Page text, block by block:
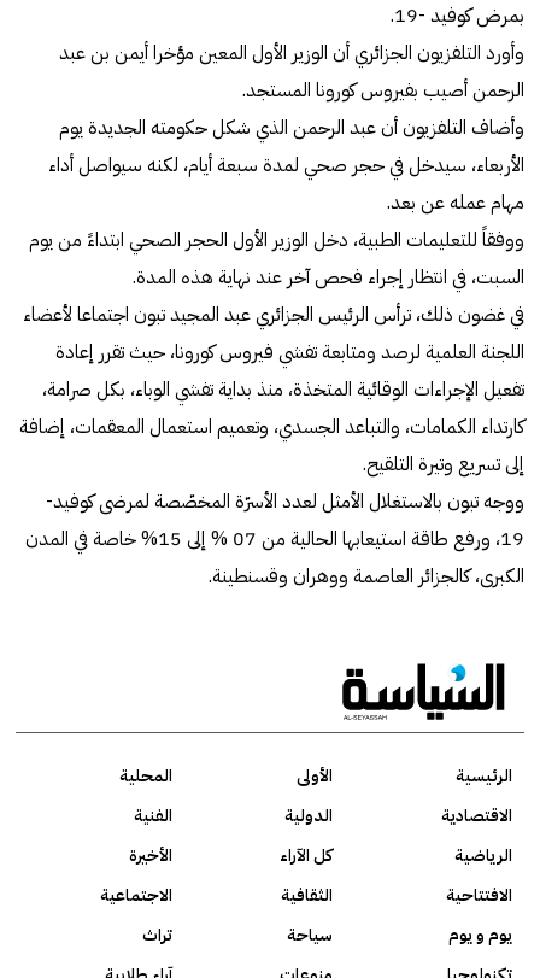
بمرض كوفيد -19.
وأورد التلفزيون الجزائري أن الوزير الأول المعين مؤخرا أيمن بن عبد
الرحمن أصيب بفيروس كورونا المستجد.
وأضاف التلفزيون أن عبد الرحمن الذي شكل حكومته الجديدة يوم
الأربعاء، سيدخل في حجر صحي لمدة سبعة أيام، لكنه سيواصل أداء
مهام عمله عن بعد.
ووفقاً للتعليمات الطبية، دخل الوزير الأول الحجر الصحي ابتداءً من يوم
السبت، في انتظار إجراء فحص آخر عند نهاية هذه المدة.
في غضون ذلك، ترأس الرئيس الجزائري عبد المجيد تبون اجتماعا لأعضاء
اللجنة العلمية لرصد ومتابعة تفشي فيروس كورونا، حيث تقرر إعادة
تفعيل الإجراءات الوقائية المتخذة، منذ بداية تفشي الوباء، بكل صرامة،
كارتداء الكمامات، والتباعد الجسدي، وتعميم استعمال المعقمات، إضافة
إلى تسريع وتيرة التلقيح.
ووجه تبون بالاستغلال الأمثل لعدد الأسرّة المخصّصة لمرضى كوفيد-
19، ورفع طاقة استيعابها الحالية من 07 % إلى 15% خاصة في المدن
الكبرى، كالجزائر العاصمة ووهران وقسنطينة.
الرئيسية الأولى
المحلية
الاقتصادية
الدولية
الفنية
الرياضية
كل الآراء
الأخيرة
الافتتاحية
الثقافية
الاجتماعية
يوم و يوم
سياحة
تراث